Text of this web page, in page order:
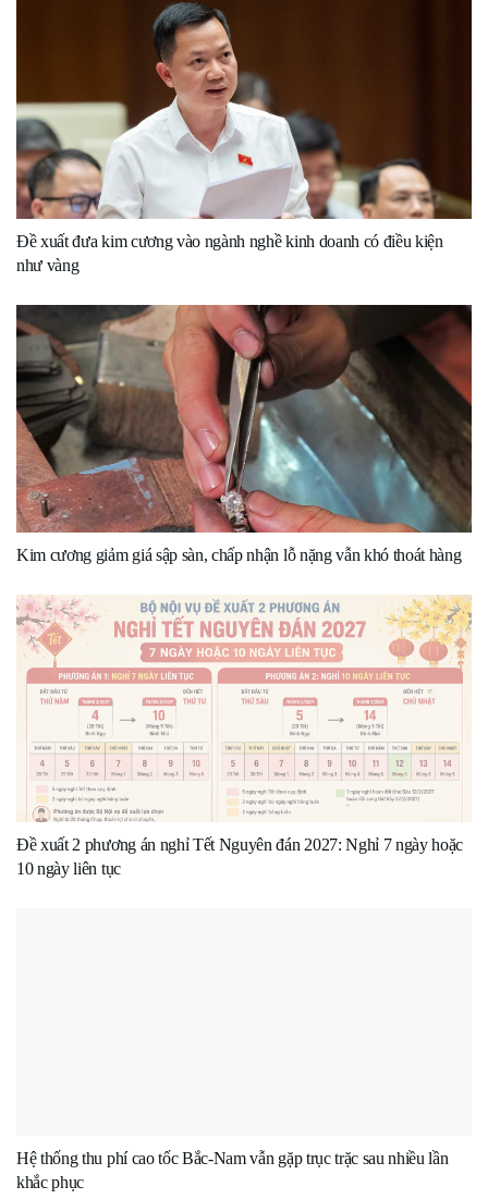
Đề xuất đưa kim cương vào ngành nghề kinh doanh có điều kiện
như vàng
Kim cương giảm giá sập sàn, chấp nhận lỗ nặng vẫn khó thoát hàng
Đề xuất 2 phương án nghỉ Tết Nguyên đán 2027: Nghỉ 7 ngày hoặc
10 ngày liên tục
Hệ thống thu phí cao tốc Bắc-Nam vẫn gặp trục trặc sau nhiều lần
khắc phục